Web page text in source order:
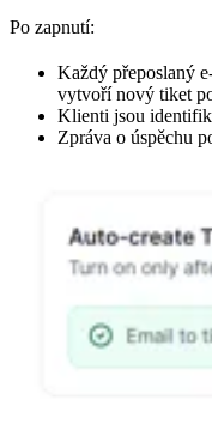
Po zapnutí:
Každý přeposlaný
vytvoří nový tiket
Klienti jsou
Zpráva o úspěchu